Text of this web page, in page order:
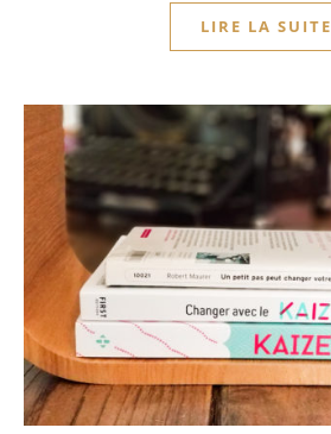
LIRE LA SUITE